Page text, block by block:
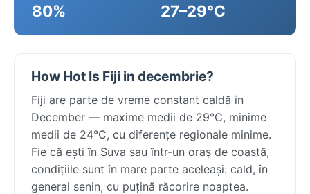
80% 27–29°C
How Hot Is Fiji in decembrie?
Fiji are parte de vreme constant caldă în
December — maxime medii de 29°C, minime
medii de 24°C, cu diferențe regionale minime.
Fie că ești în Suva sau într-un oraș de coastă,
condițiile sunt în mare parte aceleași: cald, în
general senin, cu puțină răcorire noaptea.